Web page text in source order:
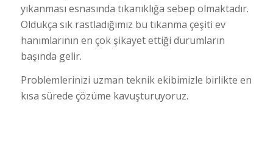
yıkanması esnasında tıkanıklığa sebep olmaktadır.
Oldukça sık rastladığımız bu tıkanma çeşiti ev
hanımlarının en çok şikayet ettiği durumların
başında gelir.
Problemlerinizi uzman teknik ekibimizle birlikte en
kısa sürede çözüme kavuşturuyoruz.